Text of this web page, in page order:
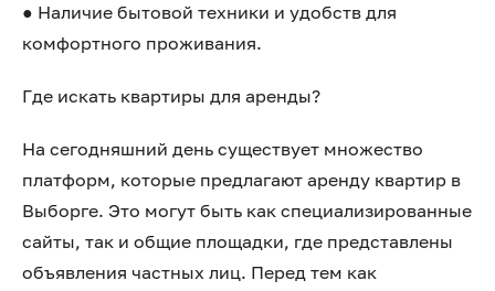
● Наличие бытовой техники и удобств для
комфортного проживания.
Где искать квартиры для аренды?
На сегодняшний день существует множество
платформ, которые предлагают аренду квартир в
Выборге. Это могут быть как специализированные
сайты, так и общие площадки, где представлены
объявления частных лиц. Перед тем как